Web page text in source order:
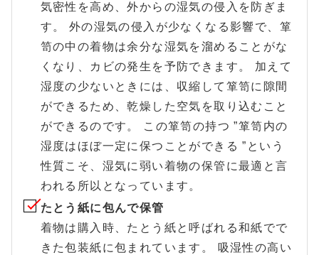
気密性を高め、外からの湿気の侵入を防ぎま
す。 外の湿気の侵入が少なくなる影響で、箪
笥の中の着物は余分な湿気を溜めることがな
くなり、カビの発生を予防できます。 加えて
湿度の少ないときには、収縮して箪笥に隙間
ができるため、乾燥した空気を取り込むこと
ができるのです。 この箪笥の持つ ”箪笥内の
湿度はほぼ一定に保つことができる ”という
性質こそ、湿気に弱い着物の保管に最適と言
われる所以となっています。
たとう紙に包んで保管
着物は購入時、たとう紙と呼ばれる和紙でで
きた包装紙に包まれています。 吸湿性の高い